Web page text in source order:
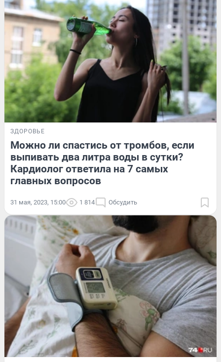
ЗДОРОВЬЕ
Можно ли спастись от тромбов, если
выпивать два литра воды в сутки?
Кардиолог ответила на 7 самых
главных вопросов
31 мая, 2023, 15:00 1 814 Обсудить